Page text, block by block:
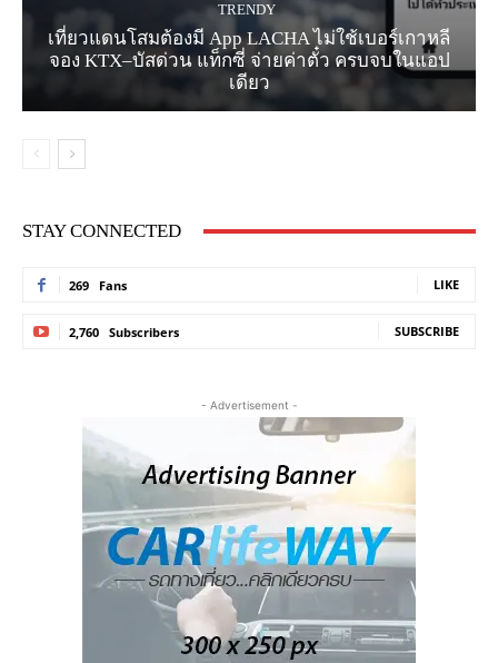
TRENDY
เที่ยวแดนโสมต้องมี App LACHA ไม่ใช้เบอร์เกาหลี
จอง KTX–บัสด่วน แท็กซี่ จ่ายค่าตั๋ว ครบจบในแอป
เดียว
STAY CONNECTED
269 Fans LIKE
2,760 Subscribers SUBSCRIBE
- Advertisement -